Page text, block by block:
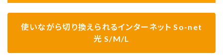
使いながら切り換えられるインターネット So-net
光 S/M/L